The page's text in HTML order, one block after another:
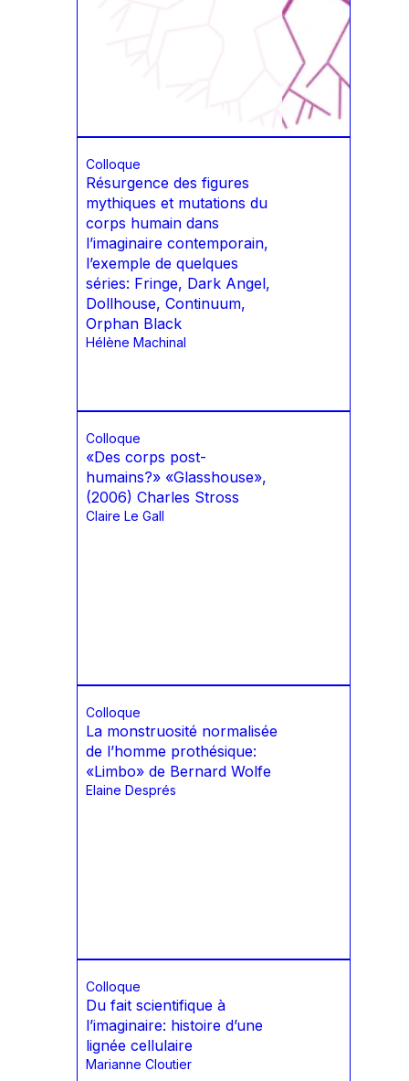
Colloque
Résurgence des figures
mythiques et mutations du
corps humain dans
l’imaginaire contemporain,
l’exemple de quelques
séries: Fringe, Dark Angel,
Dollhouse, Continuum,
Orphan Black
Hélène Machinal
Colloque
«Des corps post-
humains?» «Glasshouse»,
(2006) Charles Stross
Claire Le Gall
Colloque
La monstruosité normalisée
de l’homme prothésique:
«Limbo» de Bernard Wolfe
Elaine Després
Colloque
Du fait scientifique à
l’imaginaire: histoire d’une
lignée cellulaire
Marianne Cloutier